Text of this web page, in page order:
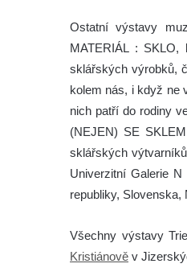
Ostatní výstavy
MATERIÁL :
sklářských výrobků,
kolem nás, i když ne
nich patří do rodiny
(NEJEN) SE
sklářských
Univerzitní Galerie
republiky,
Všechny výstavy
Kristiánově v